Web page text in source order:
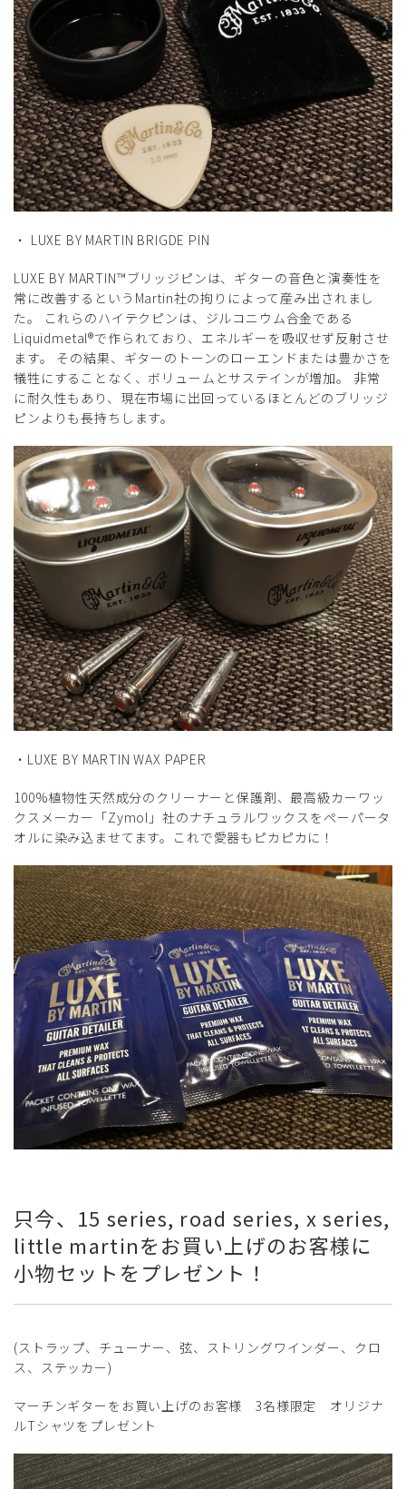
・ LUXE BY MARTIN BRIGDE PIN
LUXE BY MARTIN™ブリッジピンは、ギターの音色と演奏性を
常に改善するというMartin社の拘りによって産み出されまし
た。 これらのハイテクピンは、ジルコニウム合金である
Liquidmetal®で作られており、エネルギーを吸収せず反射させ
ます。 その結果、ギターのトーンのローエンドまたは豊かさを
犠牲にすることなく、ボリュームとサステインが増加。 非常
に耐久性もあり、現在市場に出回っているほとんどのブリッジ
ピンよりも長持ちします。
・LUXE BY MARTIN WAX PAPER
100%植物性天然成分のクリーナーと保護剤、最高級カーワッ
クスメーカー「Zymol」社のナチュラルワックスをペーパータ
オルに染み込ませてます。これで愛器もピカピカに！
只今、15 series, road series, x series,
little martinをお買い上げのお客様に
小物セットをプレゼント！
(ストラップ、チューナー、弦、ストリングワインダー、クロ
ス、ステッカー)
マーチンギターをお買い上げのお客様 3名様限定 オリジナ
ルTシャツをプレゼント